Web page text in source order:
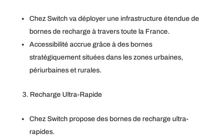
Chez Switch va déployer une infrastructure étendue de
bornes de recharge à travers toute la France.
Accessibilité accrue grâce à des bornes
stratégiquement situées dans les zones urbaines,
périurbaines et rurales.
Recharge Ultra-Rapide
Chez Switch propose des bornes de recharge ultra-
rapides.